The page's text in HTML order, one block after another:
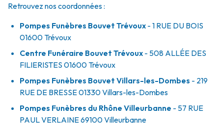
Retrouvez nos coordonnées :
Pompes Funèbres Bouvet Trévoux - 1 RUE DU BOIS
01600 Trévoux
Centre Funéraire Bouvet Trévoux - 508 ALLÉE DES
FILIERISTES 01600 Trévoux
Pompes Funèbres Bouvet Villars-les-Dombes - 219
RUE DE BRESSE01330Villars-les-Dombes
Pompes Funèbres du Rhône Villeurbanne - 57 RUE
PAUL VERLAINE69100Villeurbanne